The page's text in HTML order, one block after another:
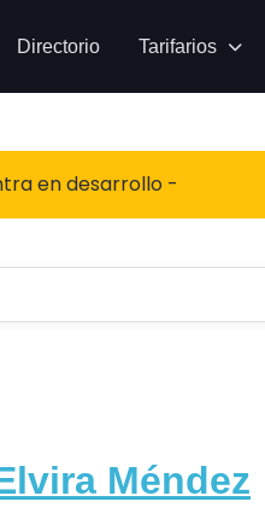
Directorio Tarifarios
en desarrollo -
Méndez